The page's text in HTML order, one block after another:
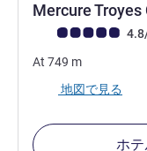
Mercure Troyes
お客さまの声 (確認
At 749 m
地図で見る
ホ